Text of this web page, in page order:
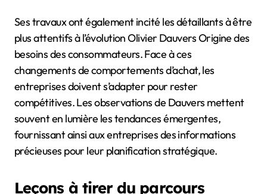
Ses travaux ont également incité les détaillants à être
plus attentifs à l’évolution Olivier Dauvers Origine des
besoins des consommateurs. Face à ces
changements de comportements d’achat, les
entreprises doivent s’adapter pour rester
compétitives. Les observations de Dauvers mettent
souvent en lumière les tendances émergentes,
fournissant ainsi aux entreprises des informations
précieuses pour leur planification stratégique.
Leçons à tirer du parcours